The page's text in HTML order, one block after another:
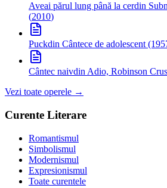
Aveai părul lung până la cerdin
(2010)
Puckdin Cântece de adolescent
Cântec naivdin Adio, Robinson
Vezi toate operele →
Curente Literare
Romantismul
Simbolismul
Modernismul
Expresionismul
Toate curentele